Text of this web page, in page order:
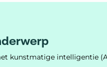
kunstmatige intelligentie